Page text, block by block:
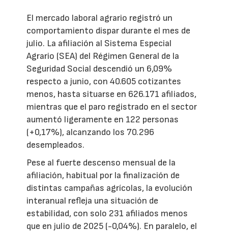
El mercado laboral agrario registró un
comportamiento dispar durante el mes de
julio. La afiliación al Sistema Especial
Agrario (SEA) del Régimen General de la
Seguridad Social descendió un 6,09%
respecto a junio, con 40.605 cotizantes
menos, hasta situarse en 626.171 afiliados,
mientras que el paro registrado en el sector
aumentó ligeramente en 122 personas
(+0,17%), alcanzando los 70.296
desempleados.
Pese al fuerte descenso mensual de la
afiliación, habitual por la finalización de
distintas campañas agrícolas, la evolución
interanual refleja una situación de
estabilidad, con solo 231 afiliados menos
que en julio de 2025 (-0,04%). En paralelo, el